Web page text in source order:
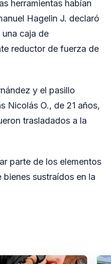
herramientas habían
Hagelin J. declaró
caja de
reductor de fuerza de
y el pasillo
Nicolás O., de 21 años,
trasladados a la
parte de los elementos
sustraídos en la